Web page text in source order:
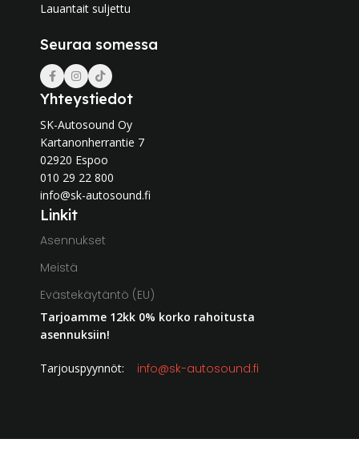
Lauantait suljettu
Seuraa somessa
Yhteystiedot
SK-Autosound Oy
Kartanonherrantie 7
02920 Espoo
010 29 22 800
info@sk-autosound.fi
Linkit
Asennukset
Meistä
Evästekäytäntö (EU)
Tarjoamme 12kk 0% korko rahoitusta
asennuksiin!
Tarjouspyynnöt: info@sk-autosound.fi